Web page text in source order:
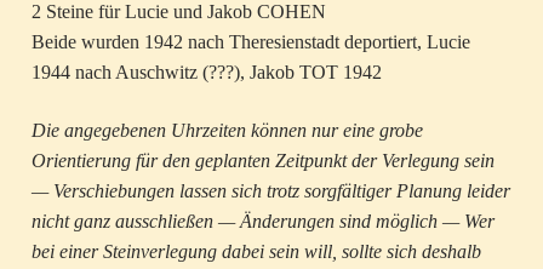
2 Steine für Lucie und Jakob COHEN
Beide wurden 1942 nach Theresienstadt deportiert, Lucie
1944 nach Auschwitz (???), Jakob TOT 1942
Die angegebenen Uhrzeiten können nur eine grobe
Orientierung für den geplanten Zeitpunkt der Verlegung sein
— Verschiebungen lassen sich trotz sorgfältiger Planung leider
nicht ganz ausschließen — Änderungen sind möglich — Wer
bei einer Steinverlegung dabei sein will, sollte sich deshalb